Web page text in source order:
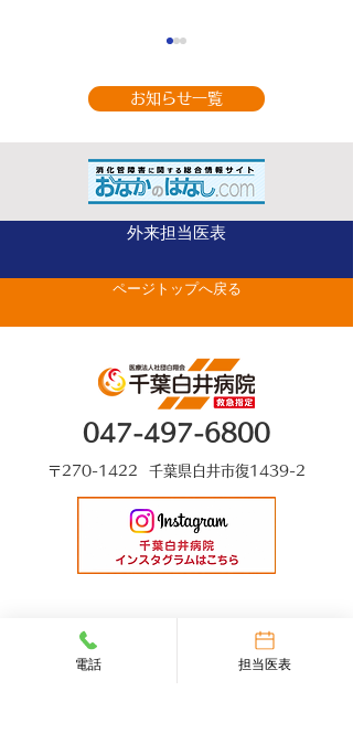
生がベストドクターズ
に選出されました
お知らせ一覧
外来担当医表
ページトップへ戻る
047-497-6800
〒270-1422 千葉県白井市復1439-2
電話 担当医表